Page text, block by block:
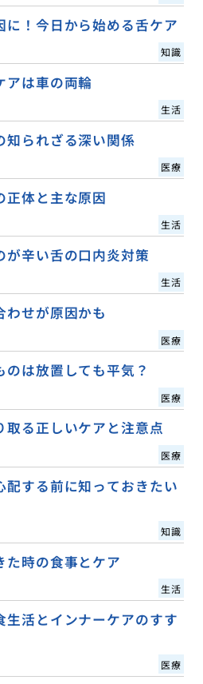
に！今日から始める舌ケア
知識
アは車の両輪
生活
知られざる深い関係
医療
正体と主な原因
生活
が辛い舌の口内炎対策
生活
わせが原因かも
医療
は放置しても平気？
医療
取る正しいケアと注意点
医療
配する前に知っておきたい
知識
た時の食事とケア
生活
生活とインナーケアのすす
医療